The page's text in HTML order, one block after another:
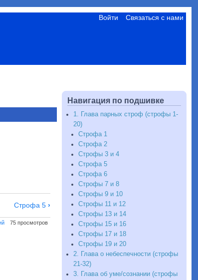
Войти Связаться с нами
Строфа 5›
75 просмотров
Навигация по подшивке
1. Глава парных строф (строфы 1-
20)
Строфа 1
Строфа 2
Строфы 3 и 4
Строфа 5
Строфа 6
Строфы 7 и 8
Строфы 9 и 10
Строфы 11 и 12
Строфы 13 и 14
Строфы 15 и 16
Строфы 17 и 18
Строфы 19 и 20
2. Глава о небеспечности (строфы
21-32)
3. Глава об уме/сознании (строфы